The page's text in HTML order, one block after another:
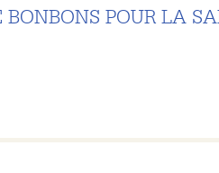
BONBONS POUR LA